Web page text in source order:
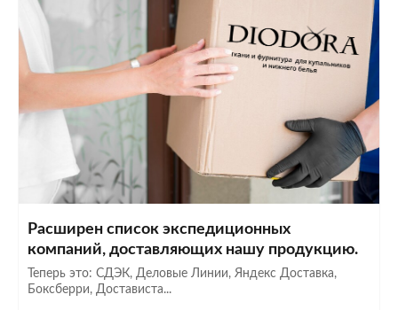
Расширен список экспедиционных
компаний, доставляющих нашу продукцию.
Теперь это: СДЭК, Деловые Линии, Яндекс Доставка,
Боксберри, Достависта...